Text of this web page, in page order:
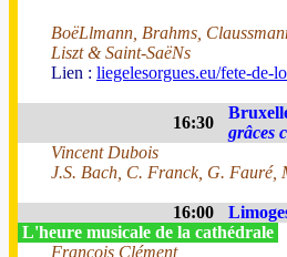
BoëLlmann, Brahms,
Liszt & Saint-SaëNs
Lien : liegelesorgues.eu/fete-de-
16:30
grâces
Vincent Dubois
J.S. Bach, C. Franck, G. Fauré,
16:00
L'heure musicale de la cathédrale
François Clément